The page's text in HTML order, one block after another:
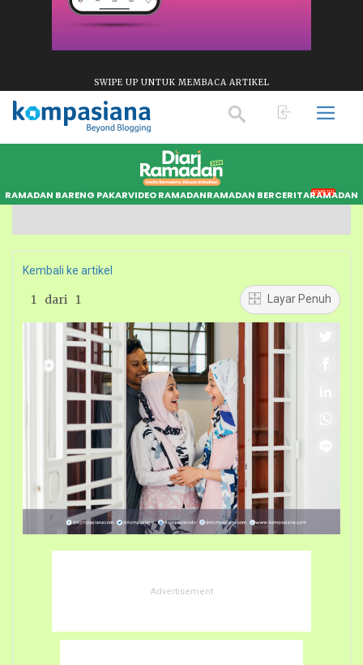
SWIPE UP UNTUK MEMBACA ARTIKEL
RAMADAN BARENG PAKARVIDEO RAMADANRAMADAN BERCERITA KOMPETISI
RAMADAN
Kembali ke artikel
1 dari 1 Layar Penuh